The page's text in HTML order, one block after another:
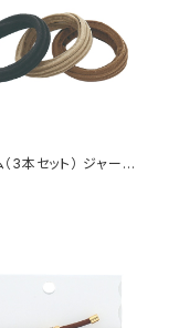
3本セット） ジャージ
BK（ブラック）